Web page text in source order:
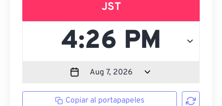
JST
Copiar al portapapeles